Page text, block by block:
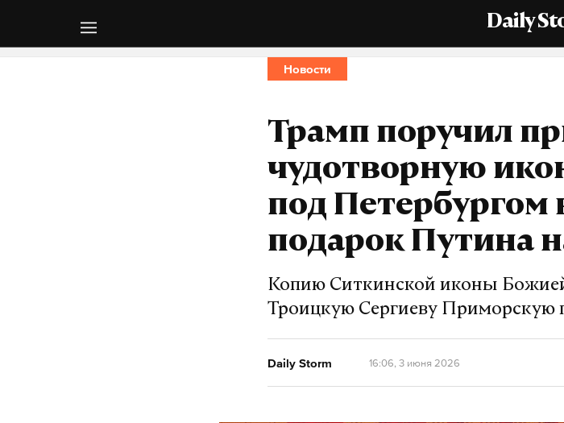
Daily
Новости
Трамп поручил
чудотворную
под Петербургом
подарок Путина
Копию Ситкинской иконы
Троицкую Сергиеву Приморскую
Daily Storm 16:06, 3 июня 2026